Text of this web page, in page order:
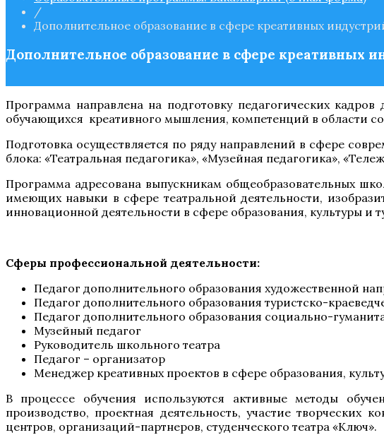
/
Дополнительное образование в сфере креативных
Дополнительное образование в сфере креативных
Программа направлена на подготовку педагогических
обучающихся креативного мышления, компетенций в области
Подготовка осуществляется по ряду направлений в сфере
блока: «Театральная педагогика», «Музейная педагогика»,
Программа адресована выпускникам общеобразовательных
имеющих навыки в сфере театральной деятельности,
инновационной деятельности в сфере образования, культуры и
Сферы профессиональной деятельности:
Педагог дополнительного образования художественной
Педагог дополнительного образования туристско-
Педагог дополнительного образования социально-
Музейный педагог
Руководитель школьного театра
Педагог – организатор
Менеджер креативных проектов в сфере образования,
В процессе обучения используются активные методы
производство, проектная деятельность, участие творческих
центров, организаций-партнеров, студенческого театра «Ключ».